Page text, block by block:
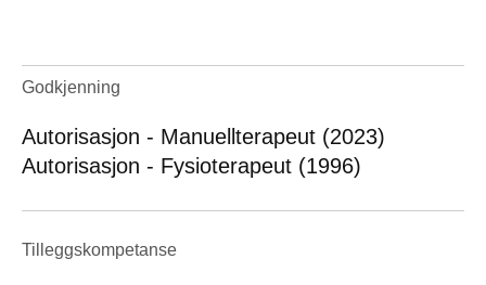
Godkjenning
Autorisasjon - Manuellterapeut (2023)
Autorisasjon - Fysioterapeut (1996)
Tilleggskompetanse